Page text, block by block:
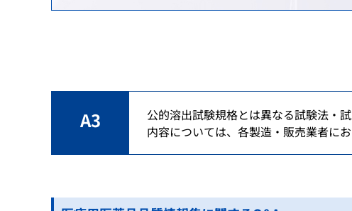
再審査・再評価・使用成績評価業務
シンポジウム・ワークショップ
健康被害救済制度の運用改善等に関する検討会
日本薬局方関連業務
パブリックコメント
A3
公的溶出試験規格とは異なる試験法・
内容については、各製造・販売業者にお